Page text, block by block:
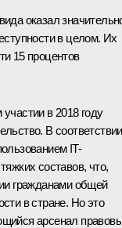
оказал
в целом. Их
15 процентов
в 2018 году
В соответствии
IT-
составов, что,
гражданами общей
в стране. Но это
арсенал